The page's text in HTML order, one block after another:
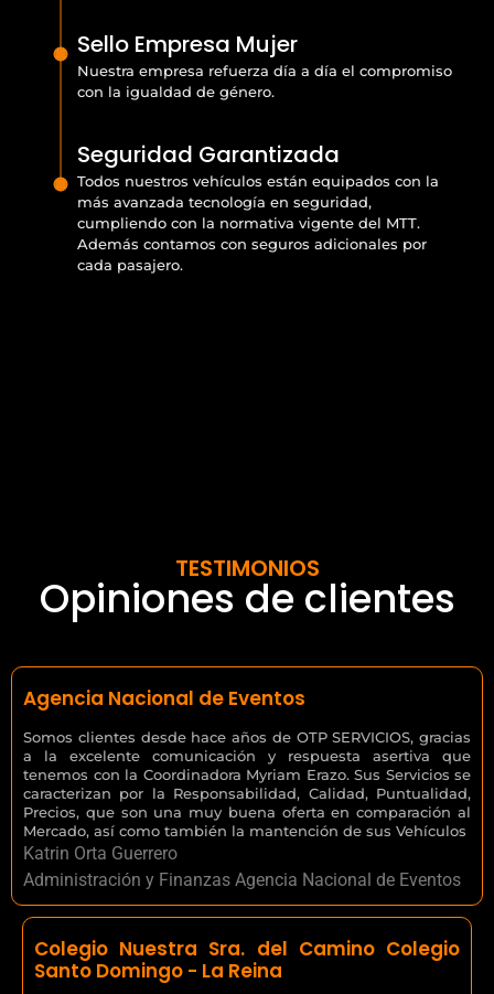
Sello Empresa Mujer
Nuestra empresa refuerza día a día el compromiso
con la igualdad de género.
Seguridad Garantizada
Todos nuestros vehículos están equipados con la
más avanzada tecnología en seguridad,
cumpliendo con la normativa vigente del MTT.
Además contamos con seguros adicionales por
cada pasajero.
TESTIMONIOS
Opiniones de clientes
Agencia Nacional de Eventos
Somos clientes desde hace años de OTP SERVICIOS, gracias
a la excelente comunicación y respuesta asertiva que
tenemos con la Coordinadora Myriam Erazo. Sus Servicios se
caracterizan por la Responsabilidad, Calidad, Puntualidad,
Precios, que son una muy buena oferta en comparación al
Mercado, así como también la mantención de sus Vehículos
Katrin Orta Guerrero
Administración y Finanzas Agencia Nacional de Eventos
Colegio Nuestra Sra. del Camino Colegio
Santo Domingo - La Reina